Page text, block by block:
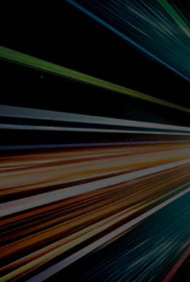
花園
FC大阪
試合詳細 イベ
ノエスタ
神戸